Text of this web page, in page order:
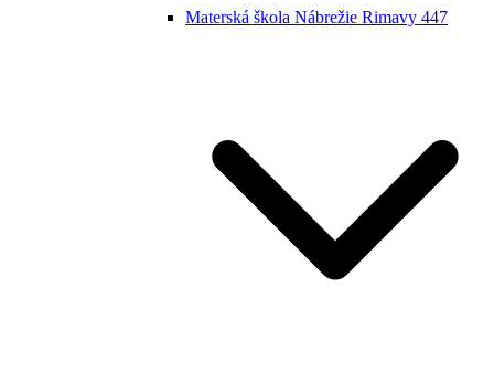
Materská škola Nábrežie Rimavy 447